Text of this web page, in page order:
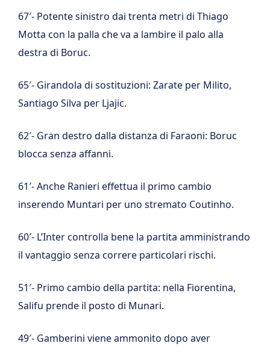
67′- Potente sinistro dai trenta metri di Thiago
Motta con la palla che va a lambire il palo alla
destra di Boruc.
65′- Girandola di sostituzioni: Zarate per Milito,
Santiago Silva per Ljajic.
62′- Gran destro dalla distanza di Faraoni: Boruc
blocca senza affanni.
61′- Anche Ranieri effettua il primo cambio
inserendo Muntari per uno stremato Coutinho.
60′- L’Inter controlla bene la partita amministrando
il vantaggio senza correre particolari rischi.
51′- Primo cambio della partita: nella Fiorentina,
Salifu prende il posto di Munari.
49′- Gamberini viene ammonito dopo aver